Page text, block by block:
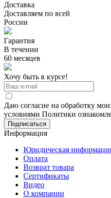
Доставка
Доставляем по всей
России
Гарантия
В течении
60 месяцев
Хочу быть в курсе!
Даю согласие на обработку
условиями Политики
Информация
Юридическая
Оплата
Возврат товара
Сертификаты
Видео
О компании